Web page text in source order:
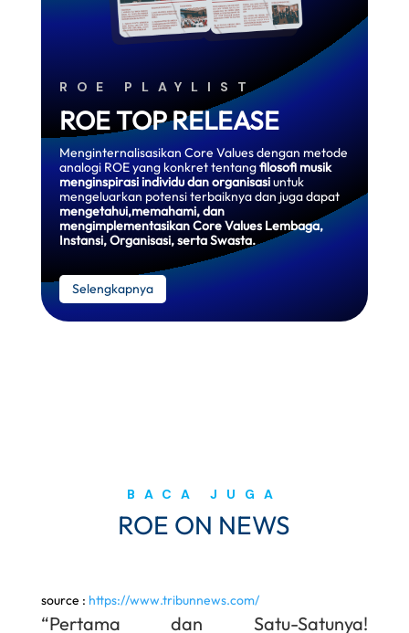
ROE PLAYLIST
ROE TOP RELEASE
Menginternalisasikan Core Values dengan metode
analogi ROE yang konkret tentangfilosofi musik
menginspirasi individudan organisasiuntuk
mengeluarkan potensi terbaiknya dan juga dapat
mengetahui,memahami, dan
mengimplementasikan Core Values Lembaga,
Instansi, Organisasi, serta Swasta.
Selengkapnya
BACA JUGA
ROE ON NEWS
source : https://www.tribunnews.com/
“Pertama dan Satu-Satunya!